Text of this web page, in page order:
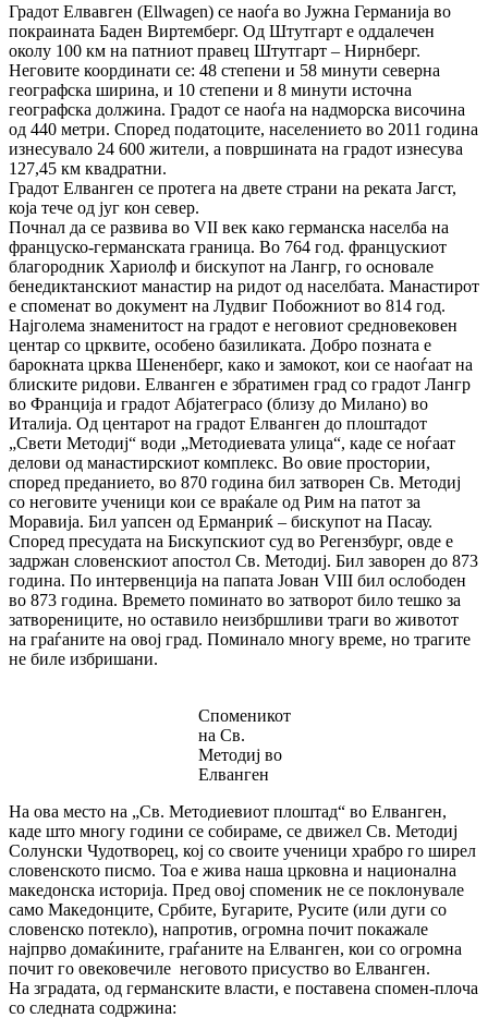
Градот Елвавген (Ellwagen) се наоѓа во Јужна Германија во
покраината Баден Виртемберг. Од Штутгарт е оддалечен
околу 100 км на патниот правец Штутгарт – Нирнберг.
Неговите координати се: 48 степени и 58 минути северна
географска ширина, и 10 степени и 8 минути источна
географска должина. Градот се наоѓа на надморска височина
од 440 метри. Според податоците, населението во 2011 година
изнесувало 24 600 жители, а површината на градот изнесува
127,45 км квадратни.
Градот Елванген се протега на двете страни на реката Јагст,
која тече од југ кон север.
Почнал да се развива во VII век како германска населба на
француско-германската граница. Во 764 год. францускиот
благородник Хариолф и бискупот на Лангр, го основале
бенедиктанскиот манастир на ридот од населбата. Манастирот
е споменат во документ на Лудвиг Побожниот во 814 год.
Најголема знаменитост на градот е неговиот средновековен
центар со црквите, особено базиликата. Добро позната е
барокната црква Шененберг, како и замокот, кои се наоѓаат на
блиските ридови. Елванген е збратимен град со градот Лангр
во Франција и градот Абјатеграсо (близу до Милано) во
Италија. Од центарот на градот Елванген до плоштадот
„Свети Методиј“ води „Методиевата улица“, каде се ноѓаат
делови од манастирскиот комплекс. Во овие простории,
според преданието, во 870 година бил затворен Св. Методиј
со неговите ученици кои се враќале од Рим на патот за
Моравија. Бил уапсен од Ерманриќ – бискупот на Пасау.
Според пресудата на Бискупскиот суд во Регензбург, овде е
задржан словенскиот апостол Св. Методиј. Бил заворен до 873
година. По интервенција на папата Јован VIII бил ослободен
во 873 година. Времето поминато во затворот било тешко за
затворениците, но оставило неизбршливи траги во животот
на граѓаните на овој град. Поминало многу време, но трагите
не биле избришани.
Споменикот
на Св.
Методиј во
Елванген
На ова место на „Св. Методиевиот плоштад“ во Елванген,
каде што многу години се собираме, се движел Св. Методиј
Солунски Чудотворец, кој со своите ученици хрaбро го ширел
словенското писмо. Тоа е жива наша црковна и национална
македонска историја. Пред овој споменик не се поклонувале
само Македонците, Србите, Бугарите, Русите (или дуги со
словенско потекло), напротив, огромна почит покажале
најпрво домаќините, граѓаните на Елванген, кои со огромна
почит го овековечиле неговото присуство во Елванген.
На зградата, од германските власти, е поставена спомен-плоча
со следната содржина: